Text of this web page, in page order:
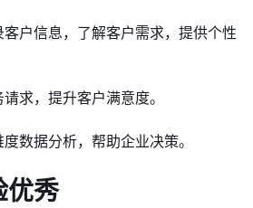
客户信息，了解客户需求，提供个性
求，提升客户满意度。
数据分析，帮助企业决策。
优秀